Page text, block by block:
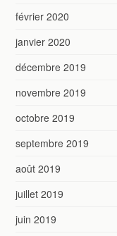
février 2020
janvier 2020
décembre 2019
novembre 2019
octobre 2019
septembre 2019
août 2019
juillet 2019
juin 2019